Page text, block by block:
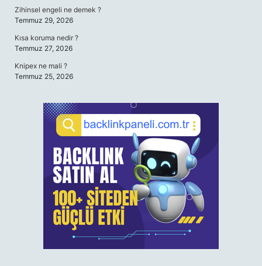
Zihinsel engeli ne demek ?
Temmuz 29, 2026
Kısa koruma nedir ?
Temmuz 27, 2026
Knipex ne mali ?
Temmuz 25, 2026